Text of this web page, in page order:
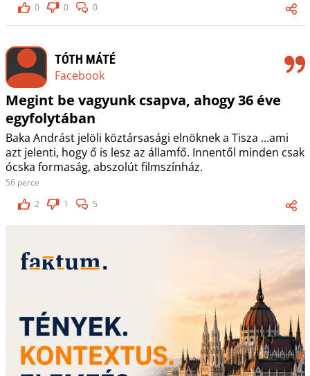
0
0 0
TÓTH MÁTÉ
Facebook
Megint be vagyunk csapva, ahogy 36 éve
egyfolytában
Baka Andrást jelöli köztársasági elnöknek a Tisza ...ami
azt jelenti, hogy ő is lesz az államfő. Innentől minden csak
ócska formaság, abszolút filmszínház.
56 perce
2
1 5